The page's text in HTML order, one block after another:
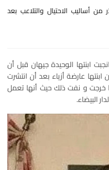
أساليب الاحتيال والتلاعب بعد
ابنتها الوحيدة جيهان قبل أن
عارضة أزياء بعد أن انتشرت
خرجت و نفت ذلك حيث أنها تعمل
البيضاء.